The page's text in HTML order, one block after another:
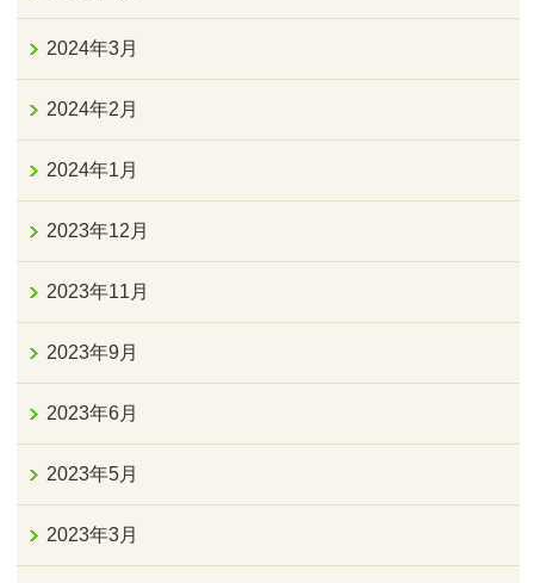
2024年3月
2024年2月
2024年1月
2023年12月
2023年11月
2023年9月
2023年6月
2023年5月
2023年3月